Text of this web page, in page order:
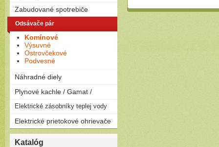
Plynové
Elektrické
Kombinované
Zabudované spotrebiče
Rúry
Dosky
Umývačky riadu
Odsávače pár
Komínové
Výsuvné
Ostrovčekové
Podvesné
Náhradné diely
Plynové kachle / Gamat /
Plynové kachle
Elektrické zásobníky teplej vody
Závesné
Ležaté
Elektrické prietokové ohrievače
Elektrické prietokové
ohrievače
Katalóg